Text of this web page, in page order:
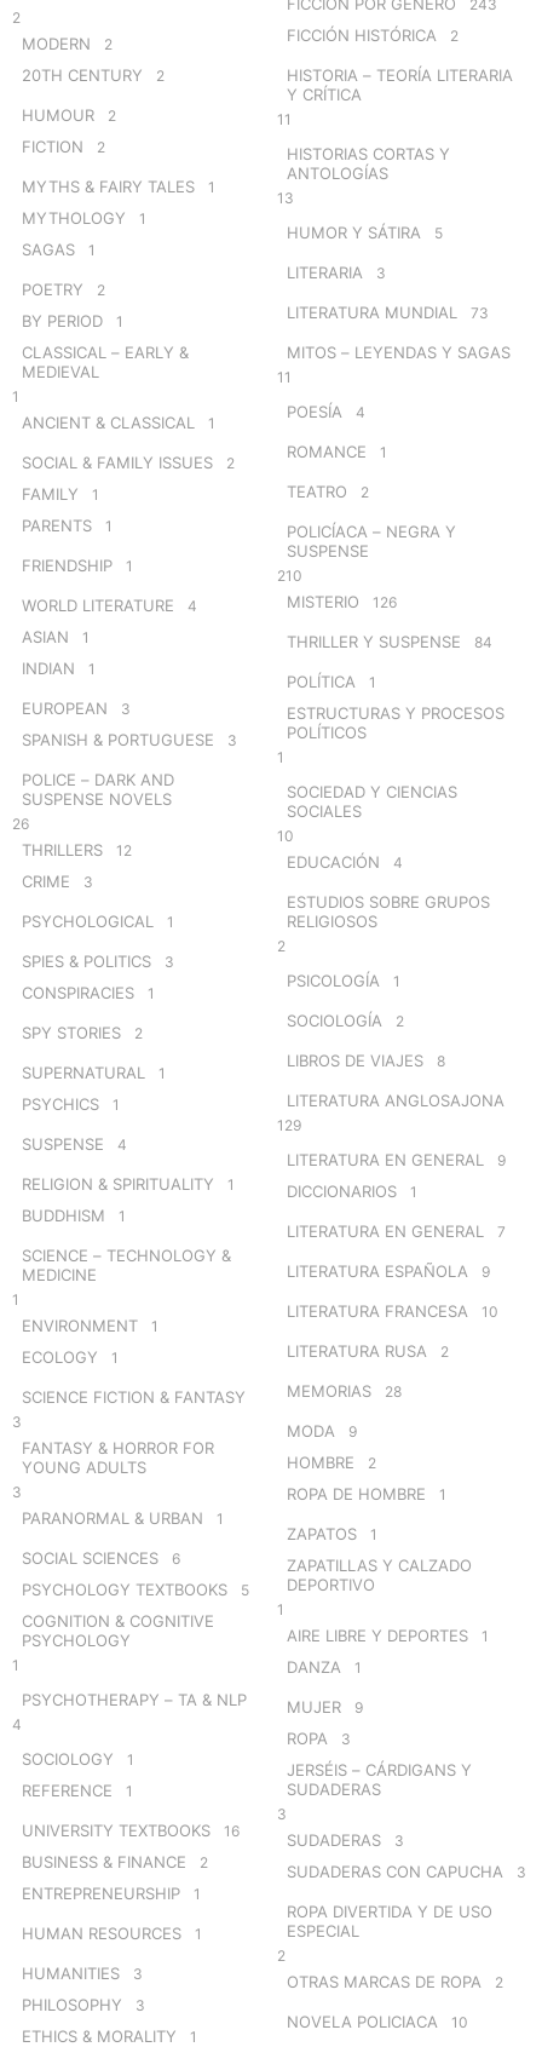
2
MODERN 2
20TH CENTURY 2
HUMOUR 2
FICTION 2
MYTHS & FAIRY TALES 1
MYTHOLOGY 1
SAGAS 1
POETRY 2
BY PERIOD 1
CLASSICAL – EARLY &
MEDIEVAL
1
ANCIENT & CLASSICAL 1
SOCIAL & FAMILY ISSUES 2
FAMILY 1
PARENTS 1
FRIENDSHIP 1
WORLD LITERATURE 4
ASIAN 1
INDIAN 1
EUROPEAN 3
SPANISH & PORTUGUESE 3
POLICE – DARK AND
SUSPENSE NOVELS
26
THRILLERS 12
CRIME 3
PSYCHOLOGICAL 1
SPIES & POLITICS 3
CONSPIRACIES 1
SPY STORIES 2
SUPERNATURAL 1
PSYCHICS 1
SUSPENSE 4
RELIGION & SPIRITUALITY 1
BUDDHISM 1
SCIENCE – TECHNOLOGY &
MEDICINE
1
ENVIRONMENT 1
ECOLOGY 1
SCIENCE FICTION & FANTASY
3
FANTASY & HORROR FOR
YOUNG ADULTS
3
PARANORMAL & URBAN 1
SOCIAL SCIENCES 6
PSYCHOLOGY TEXTBOOKS 5
COGNITION & COGNITIVE
PSYCHOLOGY
1
PSYCHOTHERAPY – TA & NLP
4
SOCIOLOGY 1
REFERENCE 1
UNIVERSITY TEXTBOOKS 16
BUSINESS & FINANCE 2
ENTREPRENEURSHIP 1
HUMAN RESOURCES 1
HUMANITIES 3
PHILOSOPHY 3
ETHICS & MORALITY 1
243
FICCIÓN HISTÓRICA 2
HISTORIA – TEORÍA LITERARIA
Y CRÍTICA
11
HISTORIAS CORTAS Y
ANTOLOGÍAS
13
HUMOR Y SÁTIRA 5
LITERARIA 3
LITERATURA MUNDIAL 73
MITOS – LEYENDAS Y SAGAS
11
POESÍA 4
ROMANCE 1
TEATRO 2
POLICÍACA – NEGRA Y
SUSPENSE
210
MISTERIO 126
THRILLER Y SUSPENSE 84
POLÍTICA 1
ESTRUCTURAS Y PROCESOS
POLÍTICOS
1
SOCIEDAD Y CIENCIAS
SOCIALES
10
EDUCACIÓN 4
ESTUDIOS SOBRE GRUPOS
RELIGIOSOS
2
PSICOLOGÍA 1
SOCIOLOGÍA 2
LIBROS DE VIAJES 8
LITERATURA ANGLOSAJONA
129
LITERATURA EN GENERAL 9
DICCIONARIOS 1
LITERATURA EN GENERAL 7
LITERATURA ESPAÑOLA 9
LITERATURA FRANCESA 10
LITERATURA RUSA 2
MEMORIAS 28
MODA 9
HOMBRE 2
ROPA DE HOMBRE 1
ZAPATOS 1
ZAPATILLAS Y CALZADO
DEPORTIVO
1
AIRE LIBRE Y DEPORTES 1
DANZA 1
MUJER 9
ROPA 3
JERSÉIS – CÁRDIGANS Y
SUDADERAS
3
SUDADERAS 3
SUDADERAS CON CAPUCHA 3
ROPA DIVERTIDA Y DE USO
ESPECIAL
2
OTRAS MARCAS DE ROPA 2
NOVELA POLICIACA 10